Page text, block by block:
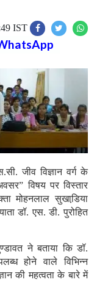
IST
जीव विज्ञान वर्ग के
विषय पर विस्तार
मोहनलाल सुखाडि़या
डॉ. एस. डी. पुरोहित
ने बताया कि डॉ.
होने वाले विभिन्न
की महत्वता के बारे में